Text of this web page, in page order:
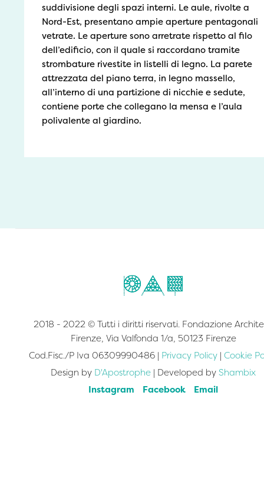
suddivisione degli spazi interni. Le aule, rivolte a
Nord-Est, presentano ampie aperture pentagonali
vetrate. Le aperture sono arretrate rispetto al filo
dell’edificio, con il quale si raccordano tramite
strombature rivestite in listelli di legno. La parete
attrezzata del piano terra, in legno massello,
all’interno di una partizione di nicchie e sedute,
contiene porte che collegano la mensa e l’aula
polivalente al giardino.
2018 - 2022 © Tutti i diritti riservati. Fondazione
Firenze, Via Valfonda 1/a, 50123 Firenze
Cod.Fisc./P Iva 06309990486 | Privacy Policy| Cookie
Design by D'Apostrophe | Developed by Shambix
Instagram
Facebook Email